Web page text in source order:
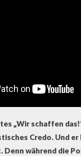
„Wir schaffen
Credo. Und
Denn während die